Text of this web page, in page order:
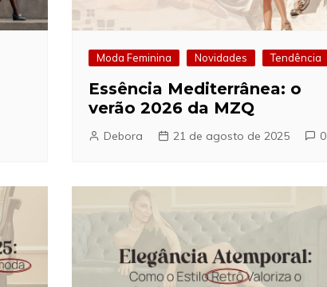
Moda Feminina Novidades Tendência
Essência Mediterrânea: o
verão 2026 da MZQ
Debora 21 de agosto de 2025 0